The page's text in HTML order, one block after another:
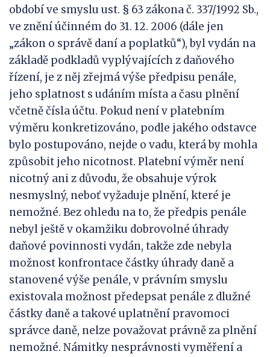
období ve smyslu ust. § 63 zákona č. 337/1992 Sb.,
ve znění účinném do 31. 12. 2006 (dále jen
„zákon o správě daní a poplatků“), byl vydán na
základě podkladů vyplývajících z daňového
řízení, je z něj zřejmá výše předpisu penále,
jeho splatnost s udáním místa a času plnění
včetně čísla účtu. Pokud není v platebním
výměru konkretizováno, podle jakého odstavce
bylo postupováno, nejde o vadu, která by mohla
způsobit jeho nicotnost. Platební výměr není
nicotný ani z důvodu, že obsahuje výrok
nesmyslný, neboť vyžaduje plnění, které je
nemožné. Bez ohledu na to, že předpis penále
nebyl ještě v okamžiku dobrovolné úhrady
daňové povinnosti vydán, takže zde nebyla
možnost konfrontace částky úhrady daně a
stanovené výše penále, v právním smyslu
existovala možnost předepsat penále z dlužné
částky daně a takové uplatnění pravomoci
správce daně, nelze považovat právně za plnění
nemožné. Námitky nesprávnosti vyměření a